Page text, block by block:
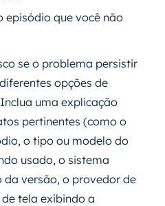
episódio que você não
se o problema persistir
opções de
uma explicação
pertinentes (como o
o tipo ou modelo do
usado, o sistema
da versão, o provedor de
tela exibindo a